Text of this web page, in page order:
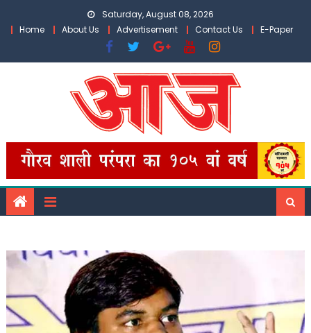
Saturday, August 08, 2026
Home
About Us Advertisement Contact Us E-Paper